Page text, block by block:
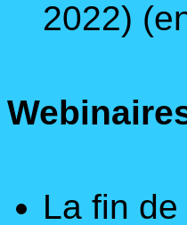
2022)
La fin